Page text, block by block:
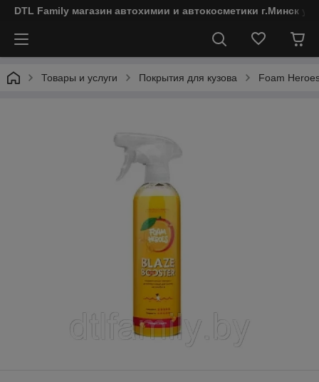
DTL Family магазин автохимии и автокосметики г.Минск
Товары и услуги Покрытия для кузова Foam